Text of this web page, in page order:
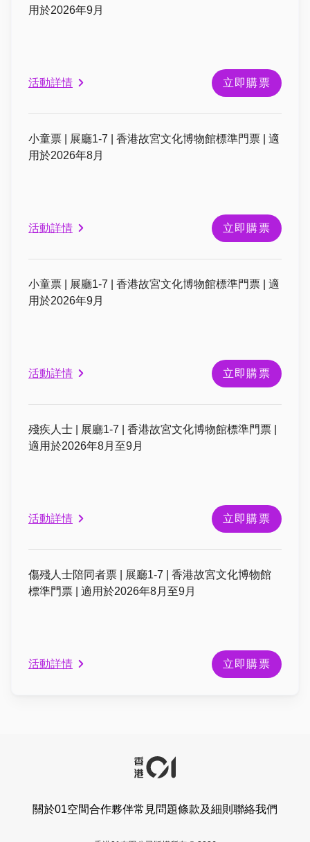
用於2026年9月
活動詳情 立即購票
小童票 | 展廳1-7 | 香港故宮文化博物館標準門票 | 適
用於2026年8月
活動詳情 立即購票
小童票 | 展廳1-7 | 香港故宮文化博物館標準門票 | 適
用於2026年9月
活動詳情 立即購票
殘疾人士 | 展廳1-7 | 香港故宮文化博物館標準門票 |
適用於2026年8月至9月
活動詳情 立即購票
傷殘人士陪同者票 | 展廳1-7 | 香港故宮文化博物館
標準門票 | 適用於2026年8月至9月
活動詳情 立即購票
關於01空間合作夥伴常見問題條款及細則 聯絡我們